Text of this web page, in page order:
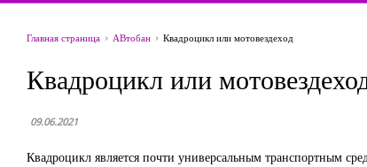
Главная страница АВтобан Квадроцикл или мотовездеход
Квадроцикл или
09.06.2021
Квадроцикл является почти универсальным транспортным